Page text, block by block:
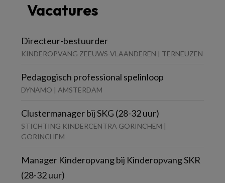
Vacatures
Directeur-bestuurder
KINDEROPVANG ZEEUWS-VLAANDEREN | TERNEUZEN
Pedagogisch professional spelinloop
DYNAMO | AMSTERDAM
Clustermanager bij SKG (28-32 uur)
STICHTING KINDERCENTRA GORINCHEM |
GORINCHEM
Manager Kinderopvang bij Kinderopvang SKR
(28-32 uur)